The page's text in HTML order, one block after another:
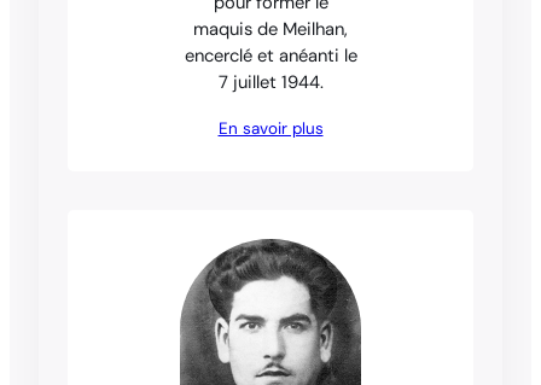
maquis de Meilhan,
encerclé et anéanti le
7 juillet 1944.
En savoir plus